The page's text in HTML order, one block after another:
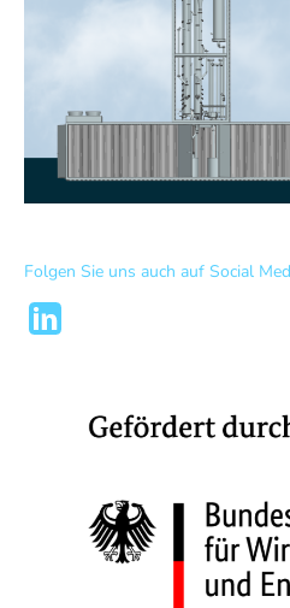
Folgen Sie uns auch auf Social